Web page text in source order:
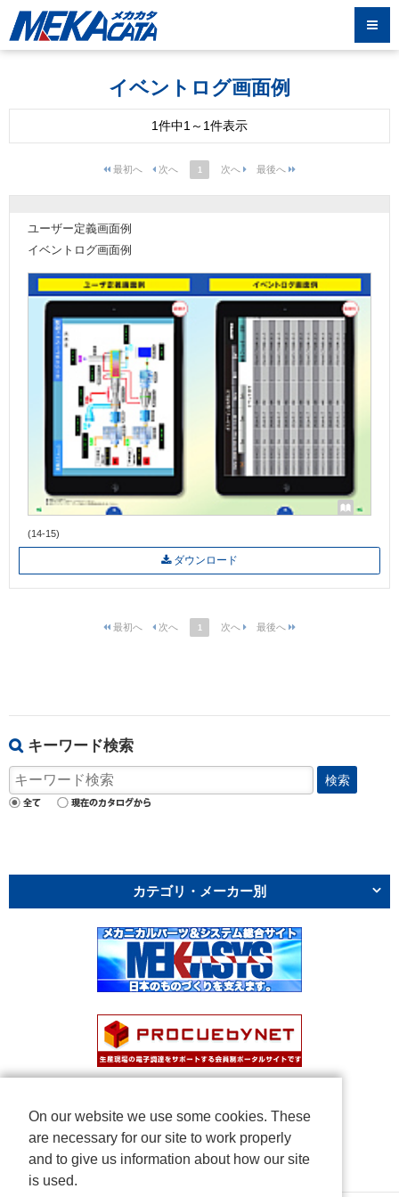
イベントログ画面例
1件中1～1件表示
1
ユーザー定義画面例
イベントログ画面例
(14-15)
ダウンロード
1
キーワード検索
検索
カテゴリ・メーカー別
On our website we use some cookies. These
are necessary for our site to work properly
and to give us information about how our site
is used.